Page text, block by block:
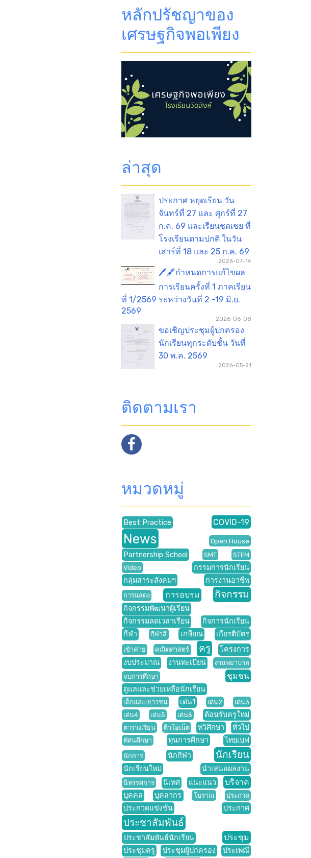
หลักปรัชญาของ
เศรษฐกิจพอเพียง
ล่าสุด
ประกาศ หยุดเรียน วัน
จันทร์ที่ 27 และ ศุกร์ที่ 27
ก.ค. 69 และเรียนชดเชย ที่
โรงเรียนตามปกติ ในวัน
เสาร์ที่ 18 และ 25 ก.ค. 69
2026-07-14
🖊️🖋️กำหนดการแก้ไขผล
การเรียนครั้งที่ 1 ภาคเรียน
ที่ 1/2569 ระหว่างวันที่ 2 -19 มิ.ย.
2569
2026-06-08
ขอเชิญประชุมผู้ปกครอง
นักเรียนทุกระดับชั้น วันที่
30 พ.ค. 2569
2026-05-21
ติดตามเรา
หมวดหมู่
Best Practice COVID-19
News Open House
Partnership School SMT
STEM
Video
กรรมการนักเรียน
กลุ่มสาระสังคมฯ
การงานอาชีพ
การแสดง การอบรม กิจกรรม
กิจกรรมพัฒนาผู้เรียน
กิจกรรมลดเวลาเรียน
กิจการนักเรียน
กีฬา
กีฬาสี เกษียณ เกียรติบัตร
เข้าค่าย คณิตศาสตร์ ครู
โครงการ
งบประมาณ
งานทะเบียน
งานพยาบาล
จบการศึกษา
ชุมชน
ดูแลและช่วยเหลือนักเรียน
เด็กและเยาวชน เด่น1 เด่น2
เด่น3
เด่น4
เด่น5 เด่น6 ต้อนรับครูใหม่
ตารางเรียน ติวโอเน็ต ทวิศึกษา ทั่วไป
ทัศนศึกษา ทุนการศึกษา ไทยเบฟ
นักการ นักกีฬา นักเรียน
นักเรียนใหม่ นำเสนอผลงาน
นิทรรศการ นิเทศ แนะแนว บริจาค
บุคคล บุคลากร โบราณ ประกวด
ประกวดแข่งขัน ประกาศ
ประชาสัมพันธ์
ประชาสัมพันธ์นักเรียน ประชุม
ประชุมครู ประชุมผู้ปกครอง ประเพณี